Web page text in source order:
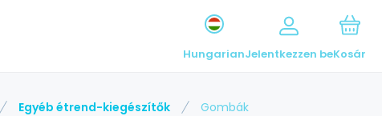
HungarianJelentkezzen beKosár
Egyéb étrend-kiegészítők Gombák